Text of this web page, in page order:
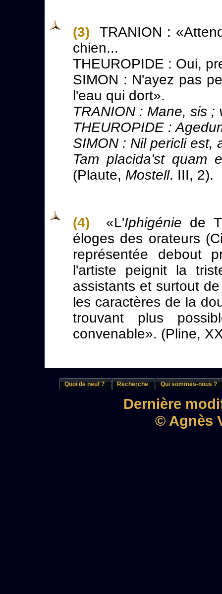
(3) TRANION :
chien...
THEUROPIDE : Oui,
SIMON : N'ayez pas
l'eau qui dort».
TRANION : Mane, sis ;
THEUROPIDE :
SIMON : Nil pericli est,
Tam placida'st quam
(Plaute, Mostell. III, 2).
(4) «L'Iphigénie de
éloges des orateurs
représentée debout
l'artiste peignit la
assistants et surtout
les caractères de la
trouvant plus
convenable». (Pline,
Quoi de neuf ? Recherche Qui sommes-nous ?
Dernière
© Agnès